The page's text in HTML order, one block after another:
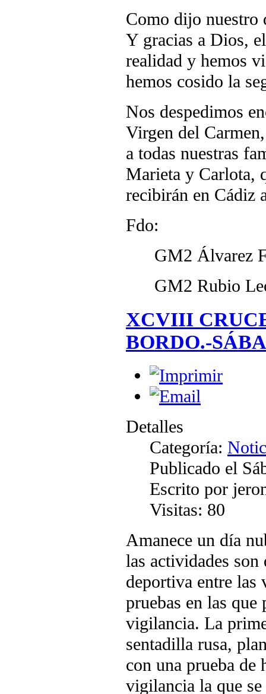
Como dijo nuestro
Y gracias a Dios,
realidad y hemos
hemos cosido la
Nos despedimos
Virgen del
a todas nuestras
Marieta y Carlota,
recibirán en Cádiz
Fdo:
GM2 Álvarez
GM2 Rubio
XCVIII
BORDO.-
Detalles
Categoría:
Publicado el
Escrito por
Visitas: 80
Amanece un día
las actividades
deportiva entre las
pruebas en las que
vigilancia. La
sentadilla rusa,
con una prueba
vigilancia la que